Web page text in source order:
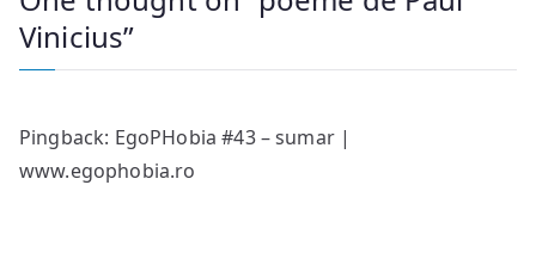
Vinicius”
Pingback: EgoPHobia #43 – sumar |
www.egophobia.ro